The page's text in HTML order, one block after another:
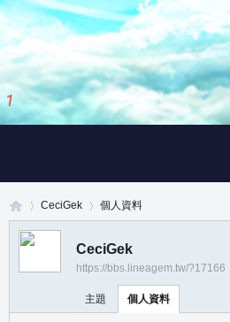
1 / 3
CeciGek 個人資料
CeciGek
https://bbs.lineagem.tw/?17166
主題 個人資料